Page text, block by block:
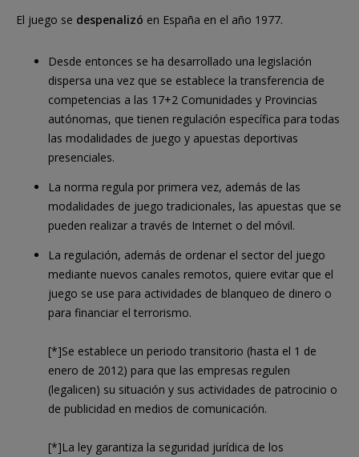
El juego se despenalizó en España en el año 1977.
Desde entonces se ha desarrollado una legislación
dispersa una vez que se establece la transferencia de
competencias a las 17+2 Comunidades y Provincias
autónomas, que tienen regulación específica para todas
las modalidades de juego y apuestas deportivas
presenciales.
La norma regula por primera vez, además de las
modalidades de juego tradicionales, las apuestas que se
pueden realizar a través de Internet o del móvil.
La regulación, además de ordenar el sector del juego
mediante nuevos canales remotos, quiere evitar que el
juego se use para actividades de blanqueo de dinero o
para financiar el terrorismo.
[*]Se establece un periodo transitorio (hasta el 1 de
enero de 2012) para que las empresas regulen
(legalicen) su situación y sus actividades de patrocinio o
de publicidad en medios de comunicación.
[*]La ley garantiza la seguridad jurídica de los